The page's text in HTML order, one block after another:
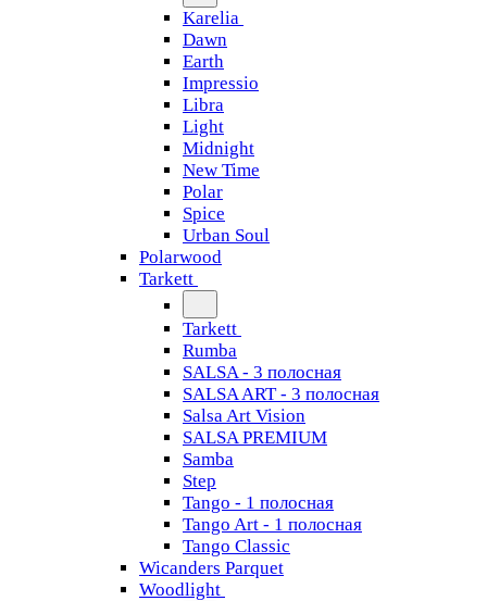
Karelia
Dawn
Earth
Impressio
Libra
Light
Midnight
New Time
Polar
Spice
Urban Soul
Polarwood
Tarkett
Tarkett
Rumba
SALSA - 3 полосная
SALSA ART - 3 полосная
Salsa Art Vision
SALSA PREMIUM
Samba
Step
Tango - 1 полосная
Tango Art - 1 полосная
Tango Classiс
Wicanders Parquet
Woodlight